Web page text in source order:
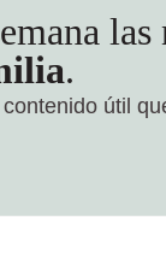
.
útil